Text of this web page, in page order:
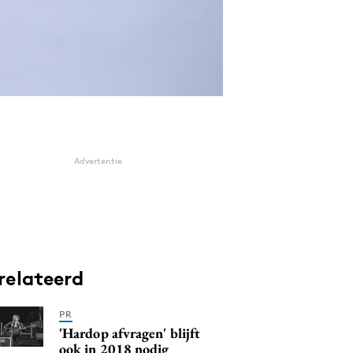
Advertentie
PR
'Hardop afvragen' blijft
ook in 2018 nodig